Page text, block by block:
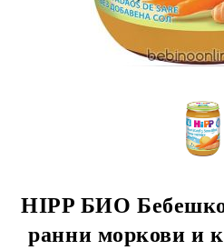
HIPP БИО
ранни моркови и